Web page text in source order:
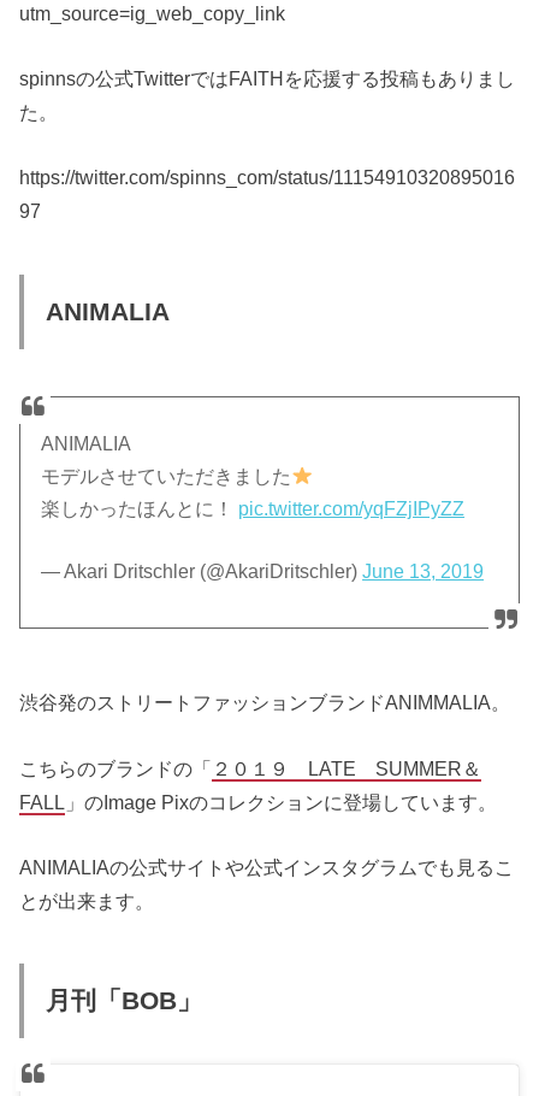
utm_source=ig_web_copy_link
spinnsの公式TwitterではFAITHを応援する投稿もありまし
た。
https://twitter.com/spinns_com/status/11154910320895016
97
ANIMALIA
ANIMALIA
モデルさせていただきました
楽しかったほんとに！ pic.twitter.com/yqFZjIPyZZ
— Akari Dritschler (@AkariDritschler)June 13, 2019
渋谷発のストリートファッションブランドANIMMALIA。
こちらのブランドの「 ２０１９ LATE SUMMER＆
FALL
」のImage Pixのコレクションに登場しています。
ANIMALIAの公式サイトや公式インスタグラムでも見るこ
とが出来ます。
月刊「BOB」